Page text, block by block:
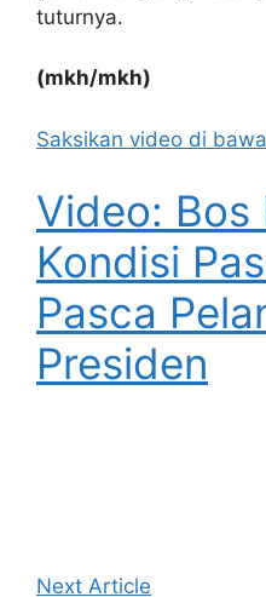
tuturnya.
(mkh/mkh)
Saksikan video di
Video: Bos
Kondisi
Pasca
Presiden
Next Article